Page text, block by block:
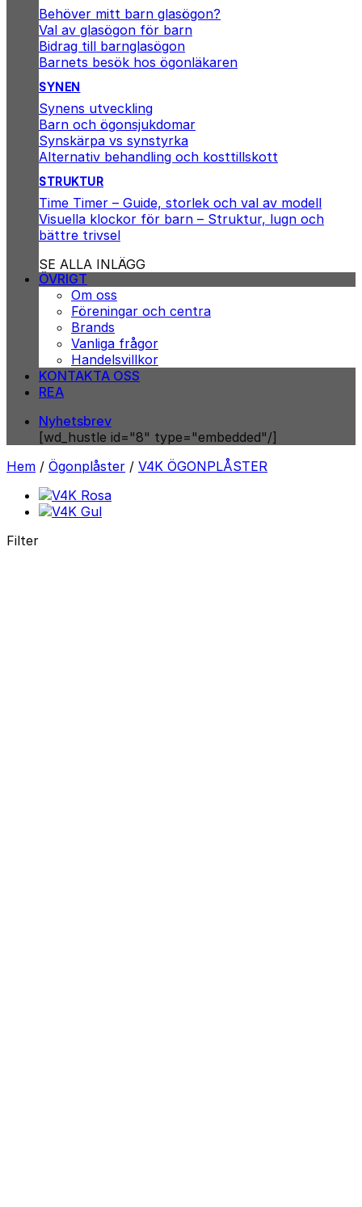
Behöver mitt barn glasögon?
Val av glasögon för barn
Bidrag till barnglasögon
Barnets besök hos ögonläkaren
SYNEN
Synens utveckling
Barn och ögonsjukdomar
Synskärpa vs synstyrka
Alternativ behandling och kosttillskott
STRUKTUR
Time Timer – Guide, storlek och val av modell
Visuella klockor för barn – Struktur, lugn och
bättre trivsel
SE ALLA INLÄGG
ÖVRIGT
Om oss
Föreningar och centra
Brands
Vanliga frågor
Handelsvillkor
KONTAKTA OSS
REA
Nyhetsbrev
[wd_hustle id="8" type="embedded"/]
Hem / Ögonplåster / V4K ÖGONPLÅSTER
Filter